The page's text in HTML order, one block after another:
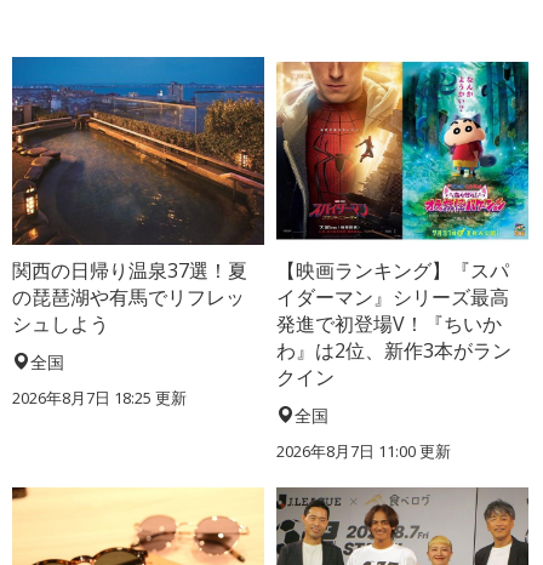
関西の日帰り温泉37選！夏
の琵琶湖や有馬でリフレッ
シュしよう
全国
2026年8月7日 18:25 更新
【映画ランキング】『スパ
イダーマン』シリーズ最高
発進で初登場V！『ちいか
わ』は2位、新作3本がラン
クイン
全国
2026年8月7日 11:00更新